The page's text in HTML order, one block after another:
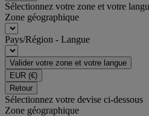
Sélectionnez votre zone et votre
Zone géographique
Pays/Région - Langue
Valider votre zone et votre langue
EUR (€)
Retour
Sélectionnez votre devise ci-dessous
Zone géographique